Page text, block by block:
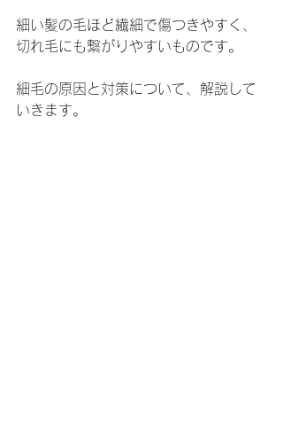
細い髪の毛ほど繊細で傷つきやすく、
切れ毛にも繋がりやすいものです。
細毛の原因と対策について、解説して
いきます。